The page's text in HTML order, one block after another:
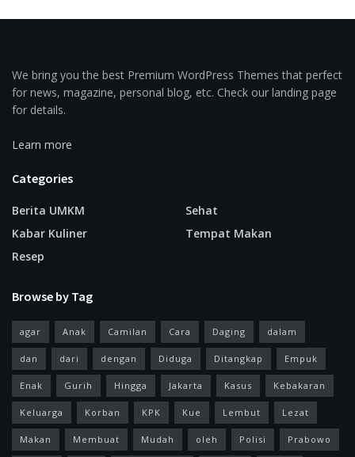
We bring you the best Premium WordPress Themes that perfect
for news, magazine, personal blog, etc. Check our landing page
for details.
Learn more
Categories
Berita UMKM
Kabar Kuliner
Resep
Sehat
Tempat Makan
Browse by Tag
agar Anak Camilan Cara Daging dalam
dan dari dengan Diduga Ditangkap Empuk
Enak Gurih Hingga Jakarta Kasus Kebakaran
Keluarga Korban KPK Kue Lembut Lezat
Makan Membuat Mudah oleh Polisi Prabowo